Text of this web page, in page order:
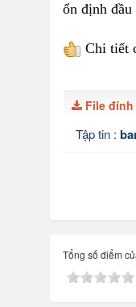
ổn định đầu
Chi tiết
File đính
Tập tin :
Tổng số điểm